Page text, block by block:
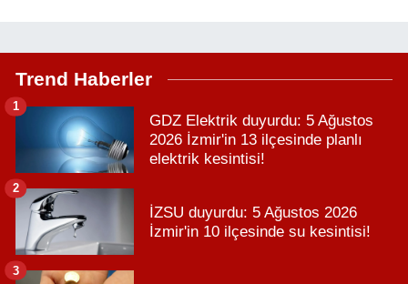
Trend Haberler
GDZ Elektrik duyurdu: 5 Ağustos
2026 İzmir'in 13 ilçesinde planlı
elektrik kesintisi!
1
İZSU duyurdu: 5 Ağustos 2026
İzmir'in 10 ilçesinde su kesintisi!
2
3